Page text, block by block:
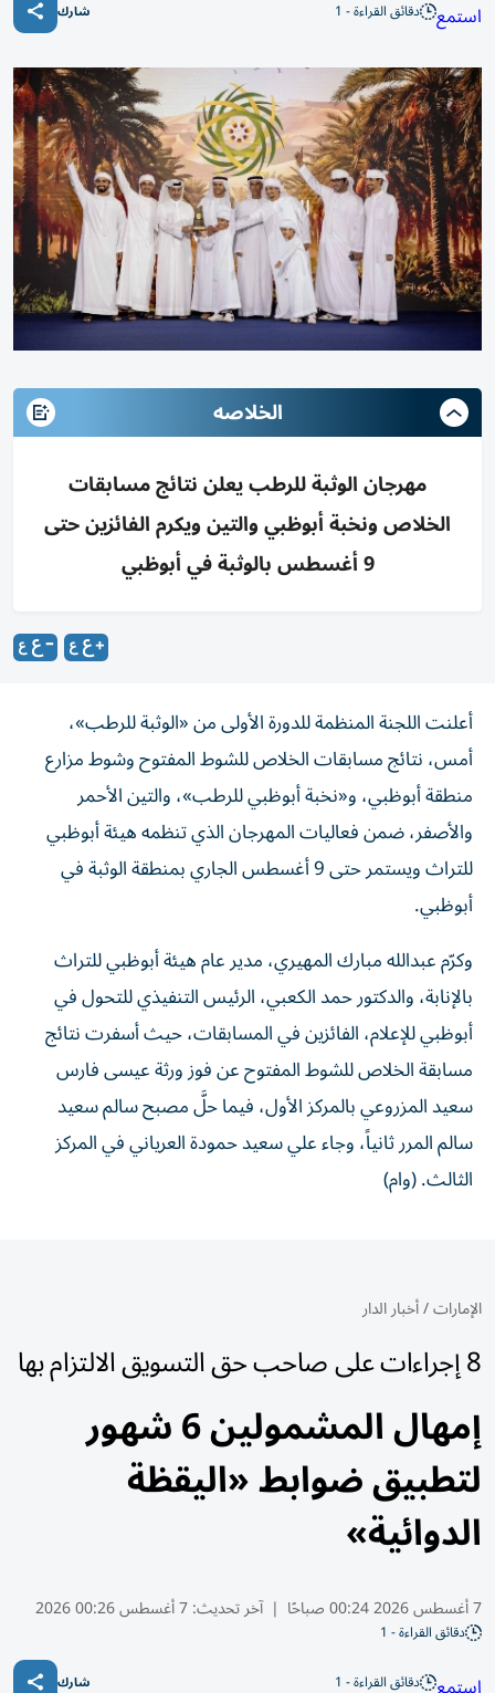
استمع دقائق القراءة - 1 شارك
الخلاصه
مهرجان الوثبة للرطب يعلن نتائج مسابقات
الخلاص ونخبة أبوظبي والتين ويكرم الفائزين حتى
9 أغسطس بالوثبة في أبوظبي
أعلنت اللجنة المنظمة للدورة الأولى من «الوثبة للرطب»،
أمس، نتائج مسابقات الخلاص للشوط المفتوح وشوط مزارع
منطقة أبوظبي، و«نخبة أبوظبي للرطب»، والتين الأحمر
والأصفر، ضمن فعاليات المهرجان الذي تنظمه هيئة أبوظبي
للتراث ويستمر حتى 9 أغسطس الجاري بمنطقة الوثبة في
أبوظبي.
وكرّم عبدالله مبارك المهيري، مدير عام هيئة أبوظبي للتراث
بالإنابة، والدكتور حمد الكعبي، الرئيس التنفيذي للتحول في
أبوظبي للإعلام، الفائزين في المسابقات، حيث أسفرت نتائج
مسابقة الخلاص للشوط المفتوح عن فوز ورثة عيسى فارس
سعيد المزروعي بالمركز الأول، فيما حلَّ مصبح سالم سعيد
سالم المرر ثانياً، وجاء علي سعيد حمودة العرياني في المركز
الثالث. (وام)
الإمارات/أخبار الدار
8 إجراءات على صاحب حق التسويق الالتزام بها
إمهال المشمولين 6 شهور
لتطبيق ضوابط «اليقظة
الدوائية»
7 أغسطس 2026 00:24 صباحًا | آخر تحديث:7 أغسطس 00:26 2026
دقائق القراءة - 1
دقائق القراءة - 1 شارك